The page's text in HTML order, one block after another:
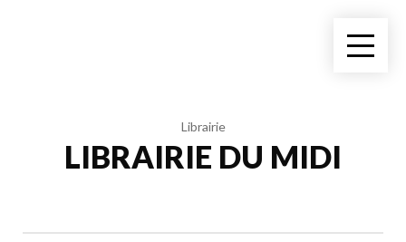
Librairie
LIBRAIRIE DU MIDI